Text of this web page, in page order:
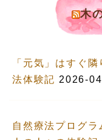
木
「元気」はすぐ
法体験記 2026-
自然療法プログ